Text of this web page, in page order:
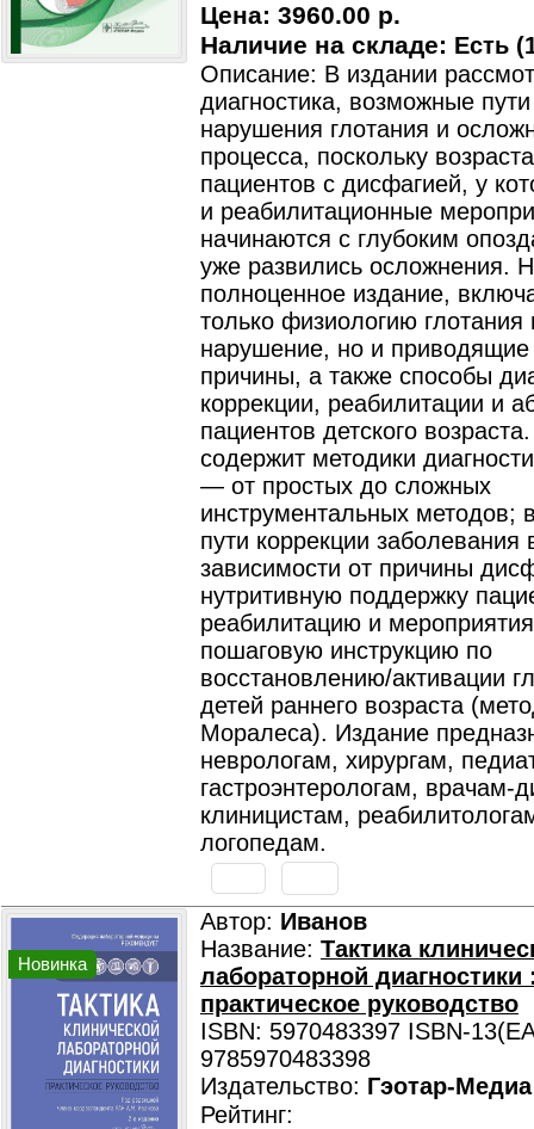
Цена: 3960.00 р.
Наличие на складе: Есть
Описание: В издании
диагностика, возможные
нарушения глотания и
процесса, поскольку
пациентов с дисфагией, у
и реабилитационные
начинаются с глубоким
уже развились осложнения.
полноценное издание,
только физиологию глотания
нарушение, но и приводящие
причины, а также способы
коррекции, реабилитации и
пациентов детского
содержит методики
— от простых до сложных
инструментальных методов;
пути коррекции заболевания
зависимости от причины
нутритивную поддержку
реабилитацию и
пошаговую инструкцию по
восстановлению/активации
детей раннего возраста
Моралеса). Издание
неврологам, хирургам,
гастроэнтерологам, врачам-
клиницистам,
логопедам.
Новинка
Автор: Иванов
Название: Тактика
лабораторной диагностики
практическое руководство
ISBN: 5970483397 ISBN-
9785970483398
Издательство: Гэотар-Медиа
Рейтинг: